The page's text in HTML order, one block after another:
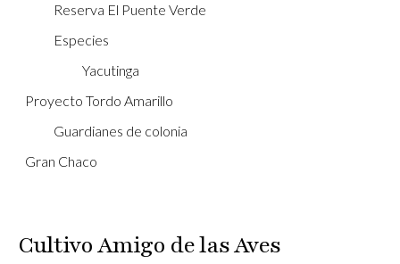
Reserva El Puente Verde
Especies
Yacutinga
Proyecto Tordo Amarillo
Guardianes de colonia
Gran Chaco
Cultivo Amigo de las Aves